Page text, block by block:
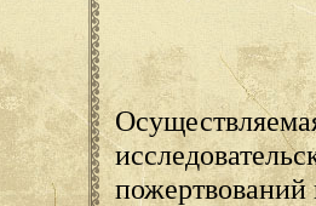
пожертвований